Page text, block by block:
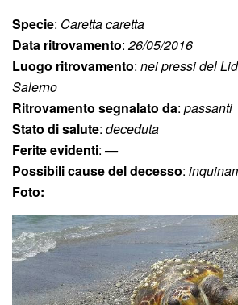
Specie: Caretta caretta
Data ritrovamento:26/05/2016
Luogo ritrovamento: nei pressi del
Salerno
Ritrovamento segnalato da: passanti
Stato di salute: deceduta
Ferite evidenti: —
Possibili cause del decesso:
Foto: